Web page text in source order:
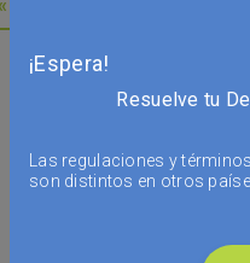
Buscar
ENTRADAS
¡Espera!
Resuelve tu
Las regulaciones y
son distintos en otros